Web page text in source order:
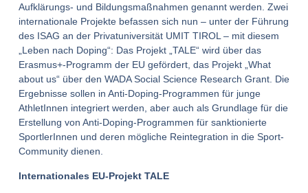
Aufklärungs- und Bildungsmaßnahmen genannt werden. Zwei
internationale Projekte befassen sich nun – unter der Führung
des ISAG an der Privatuniversität UMIT TIROL – mit diesem
„Leben nach Doping“: Das Projekt „TALE“ wird über das
Erasmus+-Programm der EU gefördert, das Projekt „What
about us“ über den WADA Social Science Research Grant. Die
Ergebnisse sollen in Anti-Doping-Programmen für junge
AthletInnen integriert werden, aber auch als Grundlage für die
Erstellung von Anti-Doping-Programmen für sanktionierte
SportlerInnen und deren mögliche Reintegration in die Sport-
Community dienen.
Internationales EU-Projekt TALE